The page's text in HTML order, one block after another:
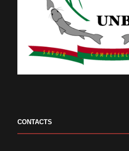
CONTACTS